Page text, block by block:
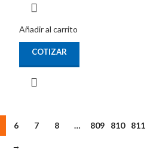
Añadir al carrito
COTIZAR
6 7 8 … 809 810
811
→